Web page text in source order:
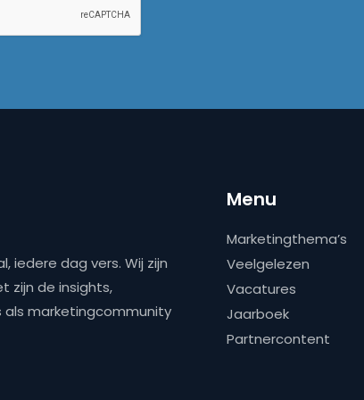
iedere dag vers. Wij zijn
zijn de insights,
als marketingcommunity
Menu
Marketingthema’s
Veelgelezen
Vacatures
Jaarboek
Partnercontent